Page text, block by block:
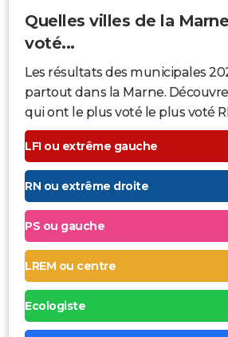
Quelles villes de la
voté...
Les résultats des municipales
partout dans la Marne.
qui ont le plus voté le plus voté
LFI ou extrême gauche
RN ou extrême droite
PS ou gauche
LREM ou centre
Ecologiste